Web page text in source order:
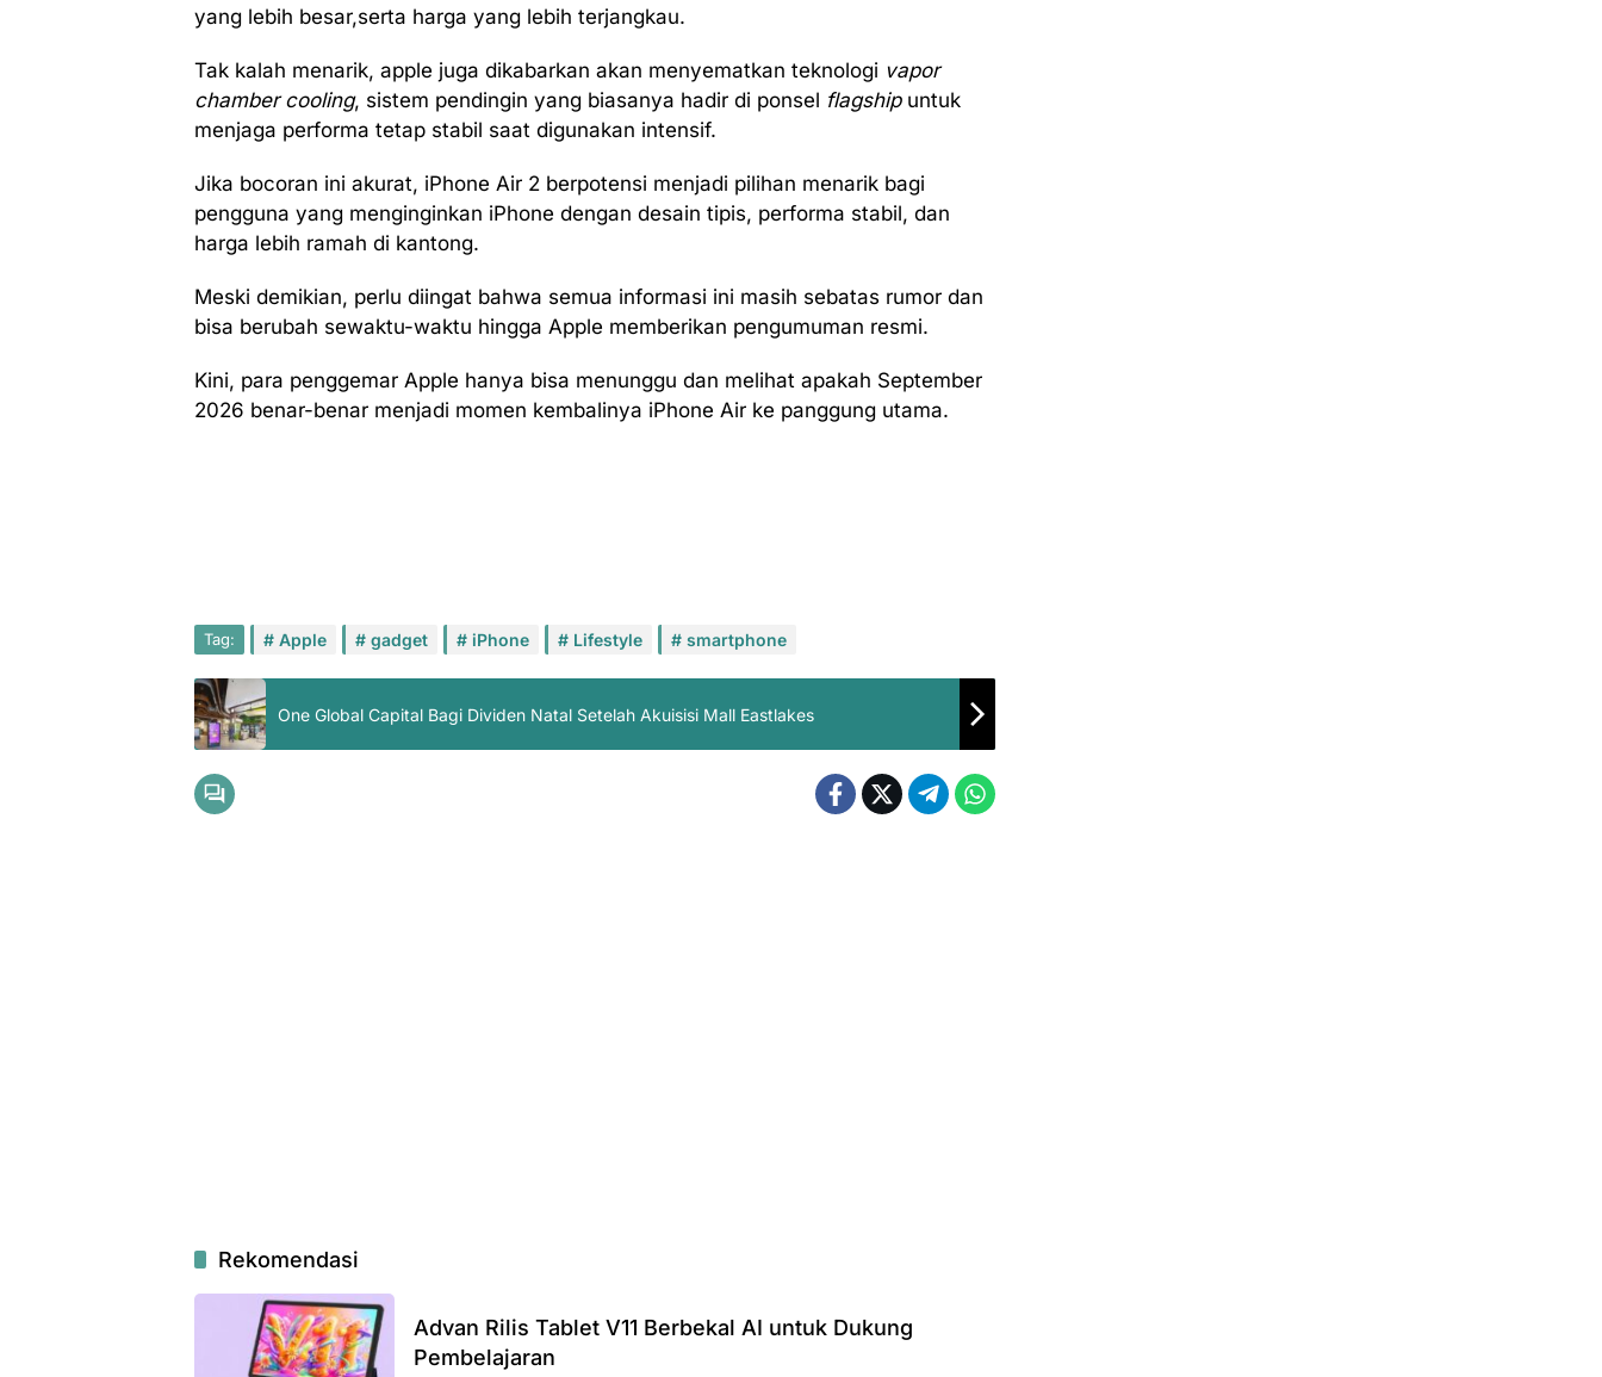
yang lebih besar,serta harga yang lebih terjangkau.
Tak kalah menarik, apple juga dikabarkan akan menyematkan teknologi vapor
chamber cooling, sistem pendingin yang biasanya hadir di ponsel flagshipuntuk
menjaga performa tetap stabil saat digunakan intensif.
Jika bocoran ini akurat, iPhone Air 2 berpotensi menjadi pilihan menarik bagi
pengguna yang menginginkan iPhone dengan desain tipis, performa stabil, dan
harga lebih ramah di kantong.
Meski demikian, perlu diingat bahwa semua informasi ini masih sebatas rumor dan
bisa berubah sewaktu-waktu hingga Apple memberikan pengumuman resmi.
Kini, para penggemar Apple hanya bisa menunggu dan melihat apakah September
2026 benar-benar menjadi momen kembalinya iPhone Air ke panggung utama.
Tag: Apple gadget iPhone Lifestyle smartphone
One Global Capital Bagi Dividen Natal Setelah Akuisisi Mall Eastlakes
Rekomendasi
Advan Rilis Tablet V11 Berbekal AI untuk Dukung
Pembelajaran